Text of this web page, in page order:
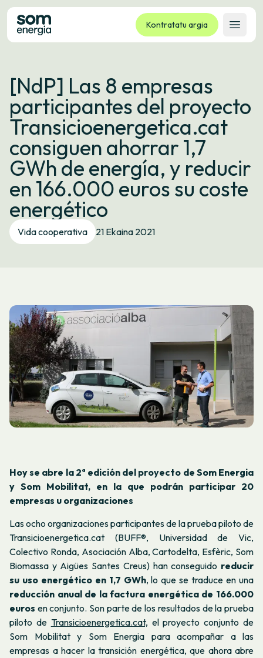
Kontratatu argia
Ireki
Tarifak
Zerbitzuak
Enpresak
Kooperatiba
Kontaktua
Izapideak
Bulego Birtuala
Hizkuntza: ES CA GL
[NdP] Las 8 empresas
participantes del proyecto
Transicioenergetica.cat
consiguen ahorrar 1,7
GWh de energía, y reducir
en 166.000 euros su coste
energético
Vida cooperativa 21 Ekaina 2021
Hoy se abre la 2ª edición del proyecto de Som Energia
y Som Mobilitat, en la que podrán participar 20
empresas u organizaciones
Las ocho organizaciones participantes de la prueba piloto de
Transicioenergetica.cat (BUFF®, Universidad de Vic,
Colectivo Ronda, Asociación Alba, Cartodelta, Esfèric, Som
Biomassa y Aigües Santes Creus) han conseguido reducir
su uso energético en 1,7 GWh, lo que se traduce en una
reducción anual de la factura energética de 166.000
euros en conjunto. Son parte de los resultados de la prueba
piloto de Transicioenergetica.cat, el proyecto conjunto de
Som Mobilitat y Som Energia para acompañar a las
empresas a hacer la transición energética, que ahora abre